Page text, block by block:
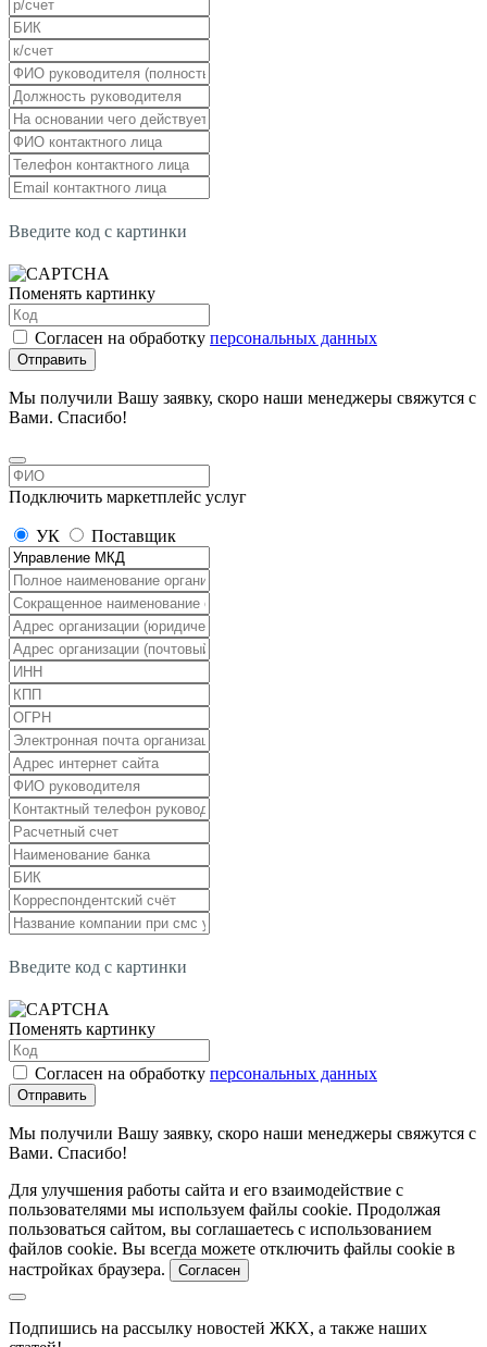
Введите код с картинки
Поменять картинку
Согласен на обработку персональных данных
Отправить
Мы получили Вашу заявку, скоро наши менеджеры свяжутся с
Вами. Спасибо!
Подключить маркетплейс услуг
УК Поставщик
Введите код с картинки
Поменять картинку
Согласен на обработку персональных данных
Отправить
Мы получили Вашу заявку, скоро наши менеджеры свяжутся с
Вами. Спасибо!
Для улучшения работы сайта и его взаимодействие с
пользователями мы используем файлы cookie. Продолжая
пользоваться сайтом, вы соглашаетесь с использованием
файлов cookie. Вы всегда можете отключить файлы cookie в
настройках браузера.
Согласен
Подпишись на рассылку новостей ЖКХ, а также наших